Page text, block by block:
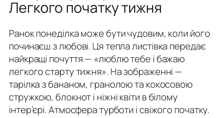
Легкого початку тижня
Ранок понеділка може бути чудовим, коли його
починаєш з любові. Ця тепла листівка передає
найкращі почуття — «люблю тебе і бажаю
легкого старту тижня». На зображенні —
тарілка з бананом, гранолою та кокосовою
стружкою, блокнот і ніжні квіти в білому
інтер’єрі. Атмосфера турботи і свіжого початку.